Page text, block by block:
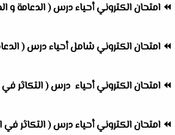
⏪ امتحان الكتروني أحياء درس ( الدعامة و الحركة )
⏪ امتحان الكتروني شامل أحياء درس ( الدعامة و
⏪ امتحان الكتروني أحياء درس ( التكاثر في
⏪ امتحان الكتروني أحياء درس ( التكاثر في